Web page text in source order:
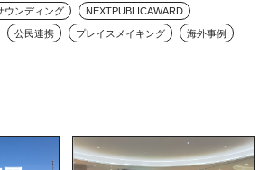
ウンディング NEXTPUBLICAWARD
公民連携 プレイスメイキング 海外事例